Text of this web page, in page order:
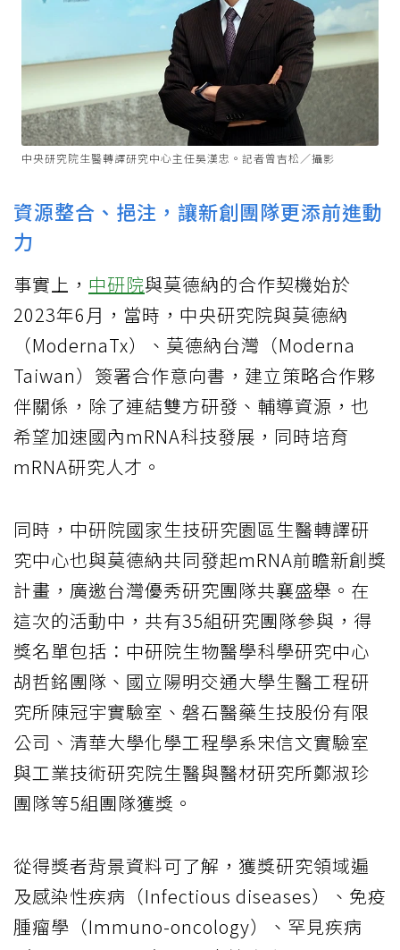
中央研究院生醫轉譯研究中心主任吳漢忠。記者曾吉松／攝影
資源整合、挹注，讓新創團隊更添前進動
力
事實上， 中研院與莫德納的合作契機始於
2023年6月，當時，中央研究院與莫德納
（ModernaTx）、莫德納台灣（Moderna
Taiwan）簽署合作意向書，建立策略合作夥
伴關係，除了連結雙方研發、輔導資源，也
希望加速國內mRNA科技發展，同時培育
mRNA研究人才。
同時，中研院國家生技研究園區生醫轉譯研
究中心也與莫德納共同發起mRNA前瞻新創獎
計畫，廣邀台灣優秀研究團隊共襄盛舉。在
這次的活動中，共有35組研究團隊參與，得
獎名單包括：中研院生物醫學科學研究中心
胡哲銘團隊、國立陽明交通大學生醫工程研
究所陳冠宇實驗室、磐石醫藥生技股份有限
公司、清華大學化學工程學系宋信文實驗室
與工業技術研究院生醫與醫材研究所鄭淑珍
團隊等5組團隊獲獎。
從得獎者背景資料可了解，獲獎研究領域遍
及感染性疾病（Infectious diseases）、免疫
腫瘤學（Immuno-oncology）、罕見疾病